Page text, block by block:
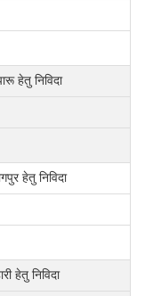
हेतु निविदा
हेतु निविदा
हेतु निविदा